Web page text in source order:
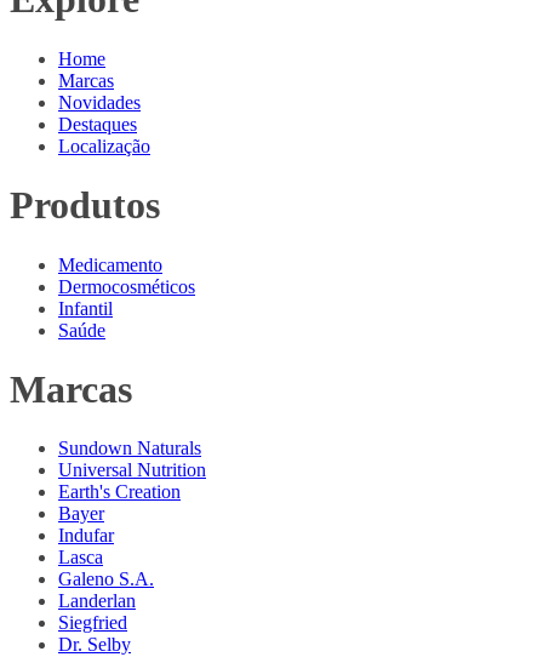
Home
Marcas
Novidades
Destaques
Localização
Produtos
Medicamento
Dermocosméticos
Infantil
Saúde
Marcas
Sundown Naturals
Universal Nutrition
Earth's Creation
Bayer
Indufar
Lasca
Galeno S.A.
Landerlan
Siegfried
Dr. Selby